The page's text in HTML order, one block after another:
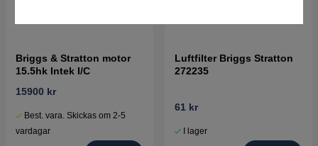
Briggs & Stratton motor
15.5hk Intek I/C
15900 kr
Best. vara. Skickas om 2-5
vardagar
Luftfilter Briggs Stratton
272235
61 kr
I lager